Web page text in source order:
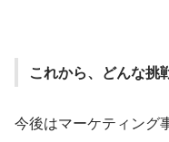
これから、どんな挑
今後はマーケティング